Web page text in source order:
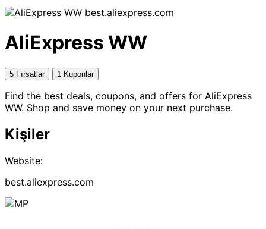
best.aliexpress.com
AliExpress WW
5 Fırsatlar 1 Kuponlar
Find the best deals, coupons, and offers for AliExpress
WW. Shop and save money on your next purchase.
Kişiler
Website:
best.aliexpress.com